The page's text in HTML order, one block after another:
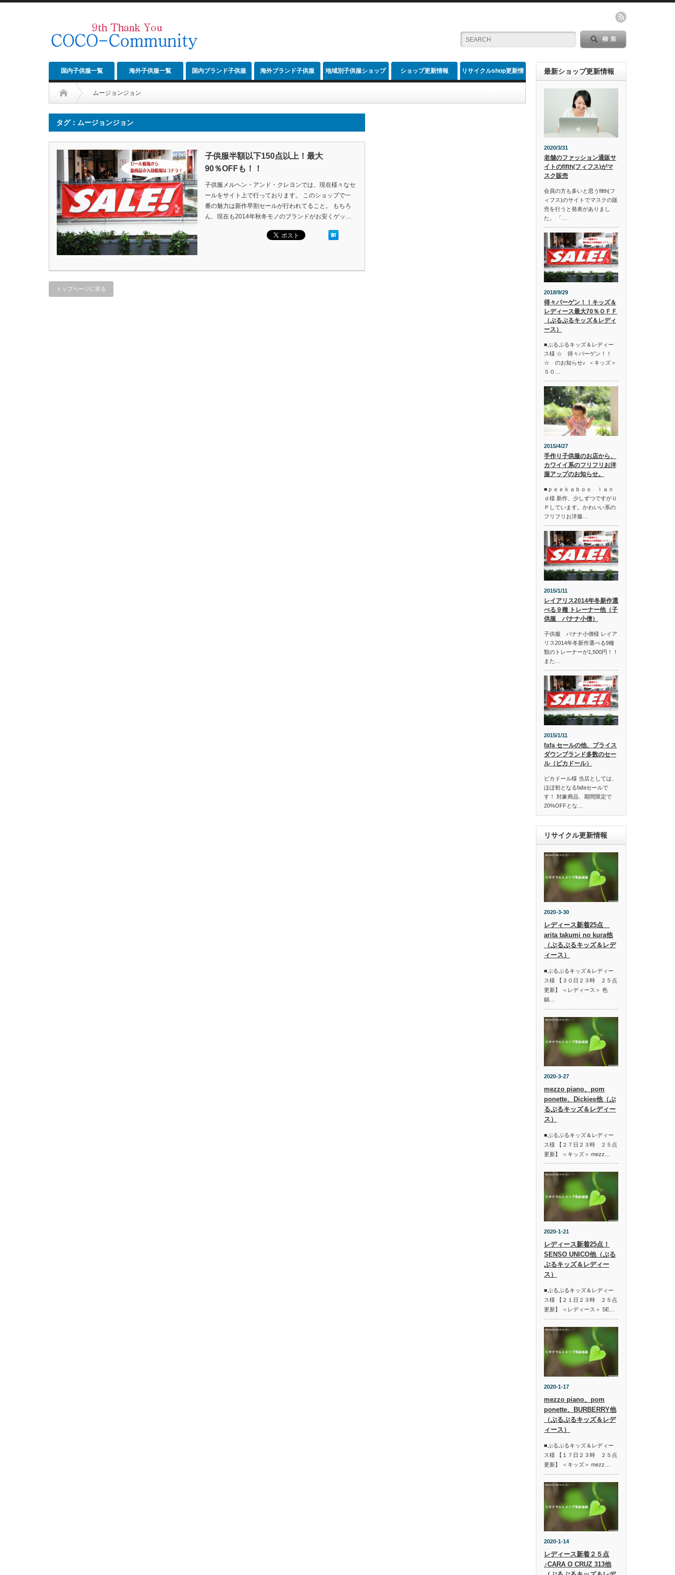
国内子供服一覧 海外子供服一覧 国内ブランド子供服 海外ブランド子供服 地域別子供服ショップ ショップ更新情報 リサイクルshop更新情
ムージョンジョン
タグ：ムージョンジョン
子供服半額以下150点以上！最大
90％OFFも！！
子供服メルヘン・アンド・クレヨンでは、現在様々なセ
ールをサイト上で行っております。 このショップで一
番の魅力は新作早割セールが行われてること。 もちろ
ん、現在も2014年秋冬モノのブランドがお安くゲッ…
トップページに戻る
最新ショップ更新情報
2020/3/31
老舗のファッション通販サ
イトのfifth(フィフス)がマ
スク販売
会員の方も多いと思うfifth(フ
ィフス)のサイトでマスクの販
売を行うと発表がありまし
た。 「…
2018/9/29
得々バーゲン！！キッズ＆
レディース最大70％ＯＦＦ
（ぷるぷるキッズ＆レディ
ース）
■ぷるぷるキッズ＆レディー
ス様 ☆ 得々バーゲン！！
☆ のお知らせ♪ ＜キッズ＞
５０…
2015/4/27
手作り子供服のお店から、
カワイイ系のフリフリお洋
服アップのお知らせ。
■ｐｅｅｋａｂｏｏ ｌａｎ
ｄ様 新作、少しずつですがＵ
Ｐしています。かわいい系の
フリフリお洋服…
2015/1/11
レイアリス2014年冬新作選
べる９種 トレーナー他（子
供服 バナナ小僧）
子供服 バナナ小僧様 レイア
リス2014年冬新作選べる9種
類のトレーナーが1,500円！！
また…
2015/1/11
fafa セールの他、プライス
ダウンブランド多数のセー
ル（ピカドール）
ピカドール様 当店としては、
ほぼ初となるfafaセールで
す！ 対象商品、期間限定で
20%OFFとな…
リサイクル更新情報
2020-3-30
レディース新着25点
arita takumi no kura他
（ぷるぷるキッズ＆レデ
ィース）
■ぷるぷるキッズ＆レディー
ス様 【３０日２３時 ２５点
更新】 ＜レディース＞ 色
鍋…
2020-3-27
mezzo piano、pom
ponette、Dickies他（ぷ
るぷるキッズ＆レディー
ス）
■ぷるぷるキッズ＆レディー
ス様 【２７日２３時 ２５点
更新】 ＜キッズ＞ mezz…
2020-1-21
レディース新着25点！
SENSO UNICO他（ぷる
ぷるキッズ＆レディー
ス）
■ぷるぷるキッズ＆レディー
ス様 【２１日２３時 ２５点
更新】 ＜レディース＞ SE…
2020-1-17
mezzo piano、pom
ponette、BURBERRY他
（ぷるぷるキッズ＆レデ
ィース）
■ぷるぷるキッズ＆レディー
ス様 【１７日２３時 ２５点
更新】 ＜キッズ＞ mezz…
2020-1-14
レディース新着２５点
♪CARA O CRUZ 313他